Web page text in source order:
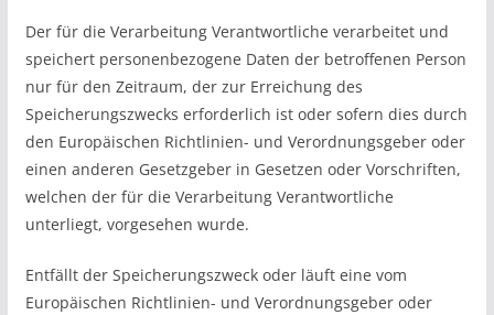
Der für die Verarbeitung Verantwortliche verarbeitet und
speichert personenbezogene Daten der betroffenen Person
nur für den Zeitraum, der zur Erreichung des
Speicherungszwecks erforderlich ist oder sofern dies durch
den Europäischen Richtlinien- und Verordnungsgeber oder
einen anderen Gesetzgeber in Gesetzen oder Vorschriften,
welchen der für die Verarbeitung Verantwortliche
unterliegt, vorgesehen wurde.
Entfällt der Speicherungszweck oder läuft eine vom
Europäischen Richtlinien- und Verordnungsgeber oder